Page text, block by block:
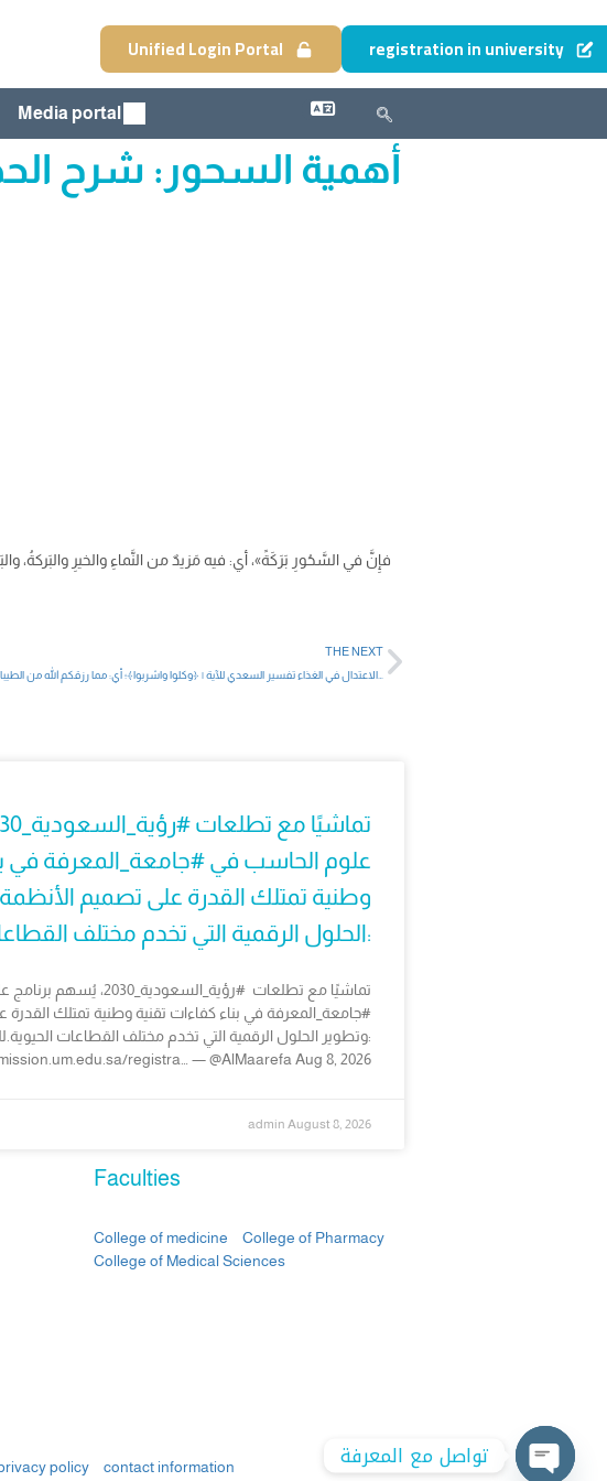
Unified Login Portal registration in university
Media portal
أهمية السحور: شرح
THE NEXT
علوم الحاسب في #جامعة_المعرفة في
وطنية تمتلك القدرة على تصميم الأنظمة
الحلول الرقمية التي تخدم مختلف القطاعات الحيوية. للتسجيل:
تماشيًا مع تطلعات
#جامعة_المعرفة في بناء كفاءات تقنية وطنية تمتلك القدرة
وتطوير الحلول الرقمية التي تخدم مختلف القطاعات
registra… — @AlMaarefa Aug 8, 2026
admin August 8, 2026
Faculties
College of medicine
College of Pharmacy
College of Medical Sciences
policy contact information تواصل مع المعرفة